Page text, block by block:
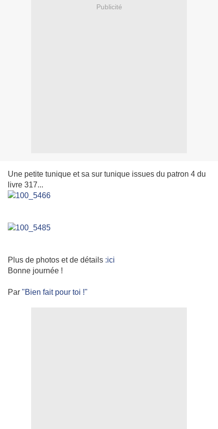
Publicité
Une petite tunique et sa sur tunique issues du patron 4 du
livre 317...
Plus de photos et de détails :ici
Bonne journée !
Par "Bien fait pour toi !"